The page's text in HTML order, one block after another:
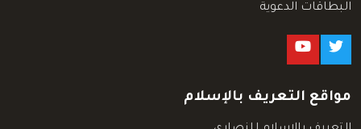
البطاقات الدعوية
مواقع التعريف بالإسلام